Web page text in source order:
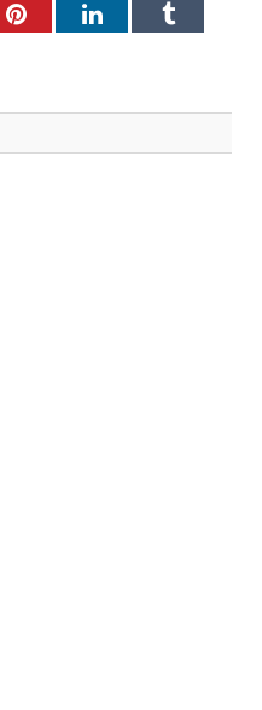
PinterestLinkedInTumblr